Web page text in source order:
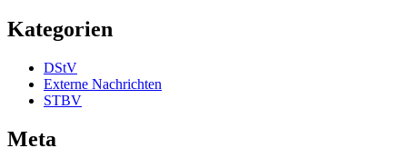
Kategorien
DStV
Externe Nachrichten
STBV
Meta